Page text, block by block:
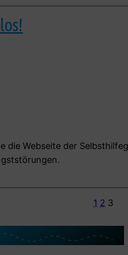
die Webseite der
1 2 3